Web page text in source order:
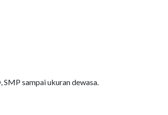
SMP sampai ukuran dewasa.